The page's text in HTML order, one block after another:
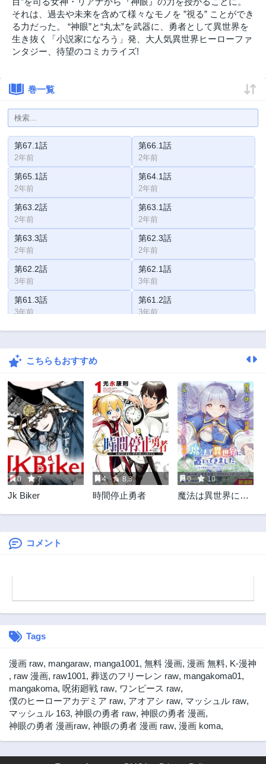
それは、過去や未来を含めて様々なモノを ”視る” ことができ
る力だった。 “神眼”と“丸太”を武器に、勇者として異世界を
生き抜く「小説家になろう」発、大人気異世界ヒーローファ
ンタジー、待望のコミカライズ!
巻一覧
第67.1話
2年前
第66.1話
2年前
第65.1話
2年前
第64.1話
2年前
第63.2話
2年前
第63.1話
2年前
第63.3話
2年前
第62.3話
2年前
第62.2話
3年前
第62.1話
3年前
第61.3話
3年前
第61.2話
3年前
第61.1話 第60.3話
第60.2話
第59.3話
3年前
第59.2話
3年前
第59.1話
3年前
第58.3話
3年前
第58.2話
3年前
第58.1話
3年前
第57話
3年前
第56.3話
3年前
第56.2話 第56.1話
第55.2話
第53.3話
第53.1話
3年前
第52.3話
3年前
第52.2話
3年前
第52.1話
3年前
第51.3話
3年前
第51.2話
3年前
こちらもおすすめ
0 7
Jk Biker
4 8.3
時間停止勇者
0 10
魔法は異世界に置
妹のよわくてニュ
コメント
Tags
漫画 raw, mangaraw, manga1001, 無料 漫画, 漫画 無料, K-漫神
, raw 漫画, raw1001, 葬送のフリーレン raw, mangakoma01,
mangakoma, 呪術廻戦 raw, ワンピース raw,
僕のヒーローアカデミア raw, アオアシ raw, マッシュル raw,
マッシュル 163, 神眼の勇者 raw, 神眼の勇者 漫画,
神眼の勇者 漫画raw, 神眼の勇者 漫画 raw, 漫画 koma,